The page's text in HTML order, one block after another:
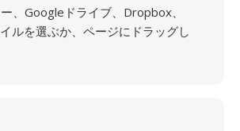
、Googleドライブ、Dropbox、
ルを選ぶか、ページにドラッグし